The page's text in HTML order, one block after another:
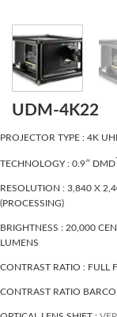
UDM‑4K22
PROJECTOR TYPE : 4K
TECHNOLOGY : 0.9″ DMD
RESOLUTION : 3,840 X
(PROCESSING)
BRIGHTNESS : 20,000
LUMENS
CONTRAST RATIO : FULL
CONTRAST RATIO